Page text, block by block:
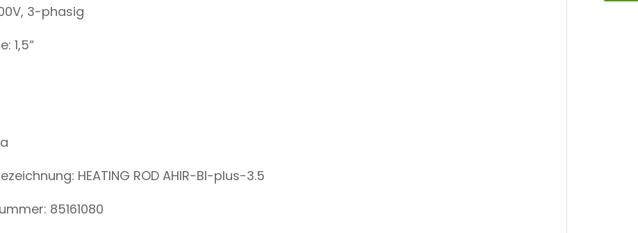
3-phasig
1,5“
HEATING ROD AHIR-BI-plus-3.5
85161080